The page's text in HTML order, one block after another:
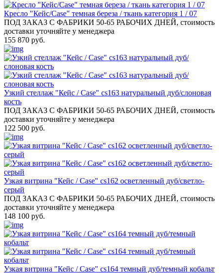
Кресло "Кейс/Case" темная береза / ткань категория 1 / 07
ПОД ЗАКАЗ С ФАБРИКИ 50-65 РАБОЧИХ ДНЕЙ, стоимость
доставки уточняйте у менеджера
155 870 руб.
Узкий стеллаж "Кейс / Case" cs163 натуральный дуб/слоновая
кость
ПОД ЗАКАЗ С ФАБРИКИ 50-65 РАБОЧИХ ДНЕЙ, стоимость
доставки уточняйте у менеджера
122 500 руб.
Узкая витрина "Кейс / Case" cs162 осветленный дуб/светло-
серый
ПОД ЗАКАЗ С ФАБРИКИ 50-65 РАБОЧИХ ДНЕЙ, стоимость
доставки уточняйте у менеджера
148 100 руб.
Узкая витрина "Кейс / Case" cs164 темный дуб/темный кобальт